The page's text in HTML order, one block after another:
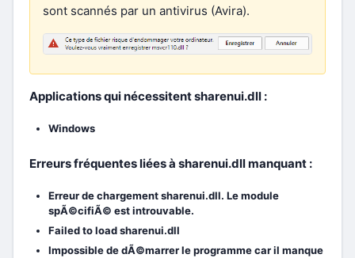
sont scannés par un antivirus (Avira).
Applications qui nécessitent sharenui.dll :
Windows
Erreurs fréquentes liées à sharenui.dll manquant :
Erreur de chargement sharenui.dll. Le module
spÃ©cifiÃ© est introuvable.
Failed to load sharenui.dll
Impossible de dÃ©marrer le programme car il manque